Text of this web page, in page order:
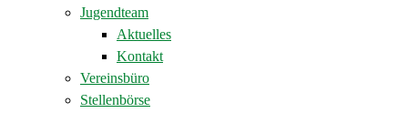
Jugendteam
Aktuelles
Kontakt
Vereinsbüro
Stellenbörse